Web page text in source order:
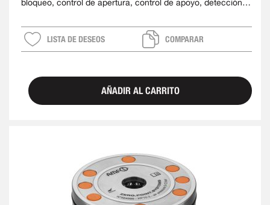
bloqueo, control de apertura, control de apoyo, detección
LISTA DE DESEOS COMPARAR
AÑADIR AL CARRITO